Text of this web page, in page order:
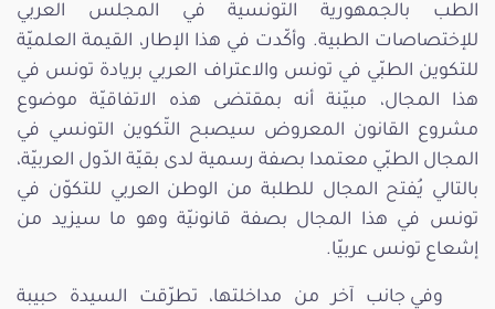
الطب بالجمهورية التونسية في المجلس العربي
للإختصاصات الطبية. وأكّدت في هذا الإطار، القيمة العلميّة
للتكوين الطبّي في تونس والاعتراف العربي بريادة تونس في
هذا المجال، مبيّنة أنه بمقتضى هذه الاتفاقيّة موضوع
مشروع القانون المعروض سيصبح التّكوين التونسي في
المجال الطبّي معتمدا بصفة رسمية لدى بقيّة الدّول العربيّة،
بالتالي يُفتح المجال للطلبة من الوطن العربي للتكوّن في
تونس في هذا المجال بصفة قانونيّة وهو ما سيزيد من
إشعاع تونس عربيّا.
وفي جانب آخر من مداخلتها، تطرّقت السيدة حبيبة